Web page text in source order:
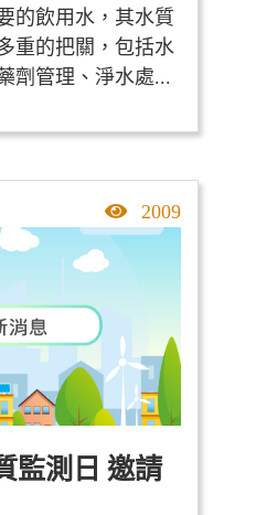
的飲用水，其水質
重的把關，包括水
劑管理、淨水處...
點擊率
2009
監測日 邀請